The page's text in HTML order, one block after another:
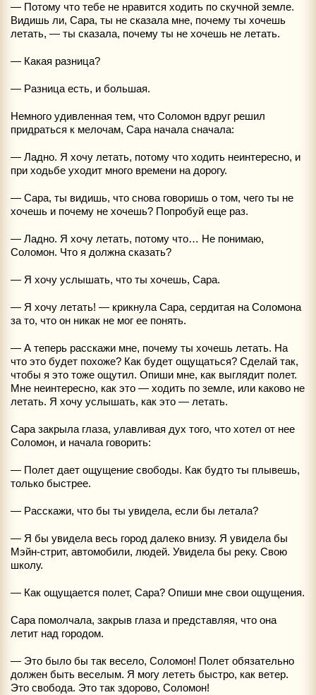
— Потому что тебе не нравится ходить по скучной земле.
Видишь ли, Сара, ты не сказала мне, почему ты хочешь
летать, — ты сказала, почему ты не хочешь не летать.
— Какая разница?
— Разница есть, и большая.
Немного удивленная тем, что Соломон вдруг решил
придраться к мелочам, Сара начала сначала:
— Ладно. Я хочу летать, потому что ходить неинтересно, и
при ходьбе уходит много времени на дорогу.
— Сара, ты видишь, что снова говоришь о том, чего ты не
хочешь и почему не хочешь? Попробуй еще раз.
— Ладно. Я хочу летать, потому что… Не понимаю,
Соломон. Что я должна сказать?
— Я хочу услышать, что ты хочешь, Сара.
— Я хочу летать! — крикнула Сара, сердитая на Соломона
за то, что он никак не мог ее понять.
— А теперь расскажи мне, почему ты хочешь летать. На
что это будет похоже? Как будет ощущаться? Сделай так,
чтобы я это тоже ощутил. Опиши мне, как выглядит полет.
Мне неинтересно, как это — ходить по земле, или каково не
летать. Я хочу услышать, как это — летать.
Сара закрыла глаза, улавливая дух того, что хотел от нее
Соломон, и начала говорить:
— Полет дает ощущение свободы. Как будто ты плывешь,
только быстрее.
— Расскажи, что бы ты увидела, если бы летала?
— Я бы увидела весь город далеко внизу. Я увидела бы
Мэйн-стрит, автомобили, людей. Увидела бы реку. Свою
школу.
— Как ощущается полет, Сара? Опиши мне свои ощущения.
Сара помолчала, закрыв глаза и представляя, что она
летит над городом.
— Это было бы так весело, Соломон! Полет обязательно
должен быть веселым. Я могу лететь быстро, как ветер.
Это свобода. Это так здорово, Соломон!